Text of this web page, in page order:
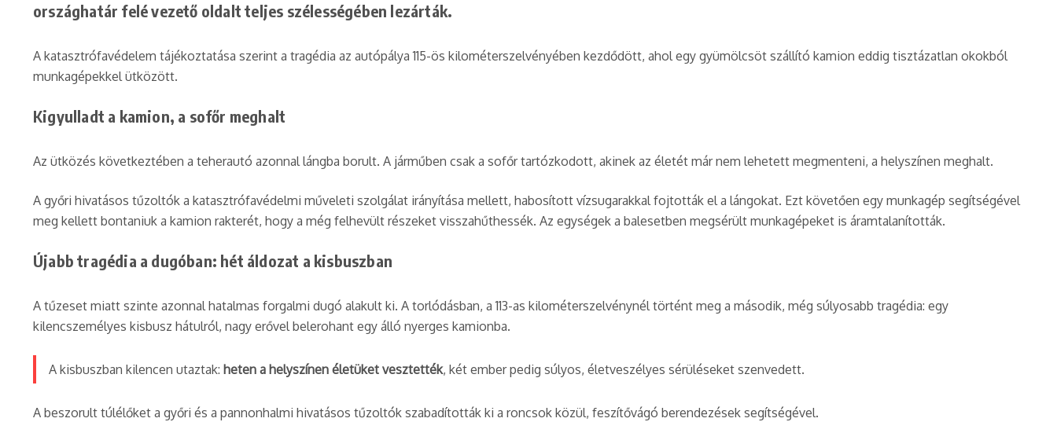
országhatár felé vezető oldalt teljes szélességében lezárták.
A katasztrófavédelem tájékoztatása szerint a tragédia az autópálya 115-ös kilométerszelvényében kezdődött, ahol egy gyümölcsöt szállító kamion eddig tisztázatlan okokból
munkagépekkel ütközött.
Kigyulladt a kamion, a sofőr meghalt
Az ütközés következtében a teherautó azonnal lángba borult. A járműben csak a sofőr tartózkodott, akinek az életét már nem lehetett megmenteni, a helyszínen meghalt.
A győri hivatásos tűzoltók a katasztrófavédelmi műveleti szolgálat irányítása mellett, habosított vízsugarakkal fojtották el a lángokat. Ezt követően egy munkagép segítségével
meg kellett bontaniuk a kamion rakterét, hogy a még felhevült részeket visszahűthessék. Az egységek a balesetben megsérült munkagépeket is áramtalanították.
Újabb tragédia a dugóban: hét áldozat a kisbuszban
A tűzeset miatt szinte azonnal hatalmas forgalmi dugó alakult ki. A torlódásban, a 113-as kilométerszelvénynél történt meg a második, még súlyosabb tragédia: egy
kilencszemélyes kisbusz hátulról, nagy erővel belerohant egy álló nyerges kamionba.
A kisbuszban kilencen utaztak: heten a helyszínen életüket vesztették, két ember pedig súlyos, életveszélyes sérüléseket szenvedett.
A beszorult túlélőket a győri és a pannonhalmi hivatásos tűzoltók szabadították ki a roncsok közül, feszítővágó berendezések segítségével.